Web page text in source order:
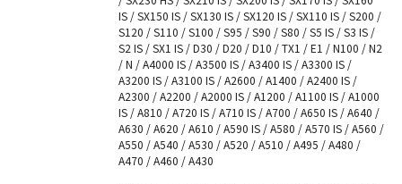
IS / SX150 IS / SX130 IS / SX120 IS / SX110 IS / S200 /
S120 / S110 / S100 / S95 / S90 / S80 / S5 IS / S3 IS /
S2 IS / SX1 IS / D30 / D20 / D10 / TX1 / E1 / N100 / N2
/ N / A4000 IS / A3500 IS / A3400 IS / A3300 IS /
A3200 IS / A3100 IS / A2600 / A1400 / A2400 IS /
A2300 / A2200 / A2000 IS / A1200 / A1100 IS / A1000
IS / A810 / A720 IS / A710 IS / A700 / A650 IS / A640 /
A630 / A620 / A610 / A590 IS / A580 / A570 IS / A560 /
A550 / A540 / A530 / A520 / A510 / A495 / A480 /
A470 / A460 / A430